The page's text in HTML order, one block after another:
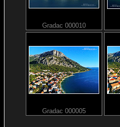
Gradac 000010
Gradac 000005